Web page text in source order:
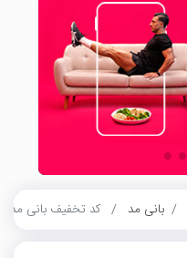
بانی مد کد تخفیف بانی مد